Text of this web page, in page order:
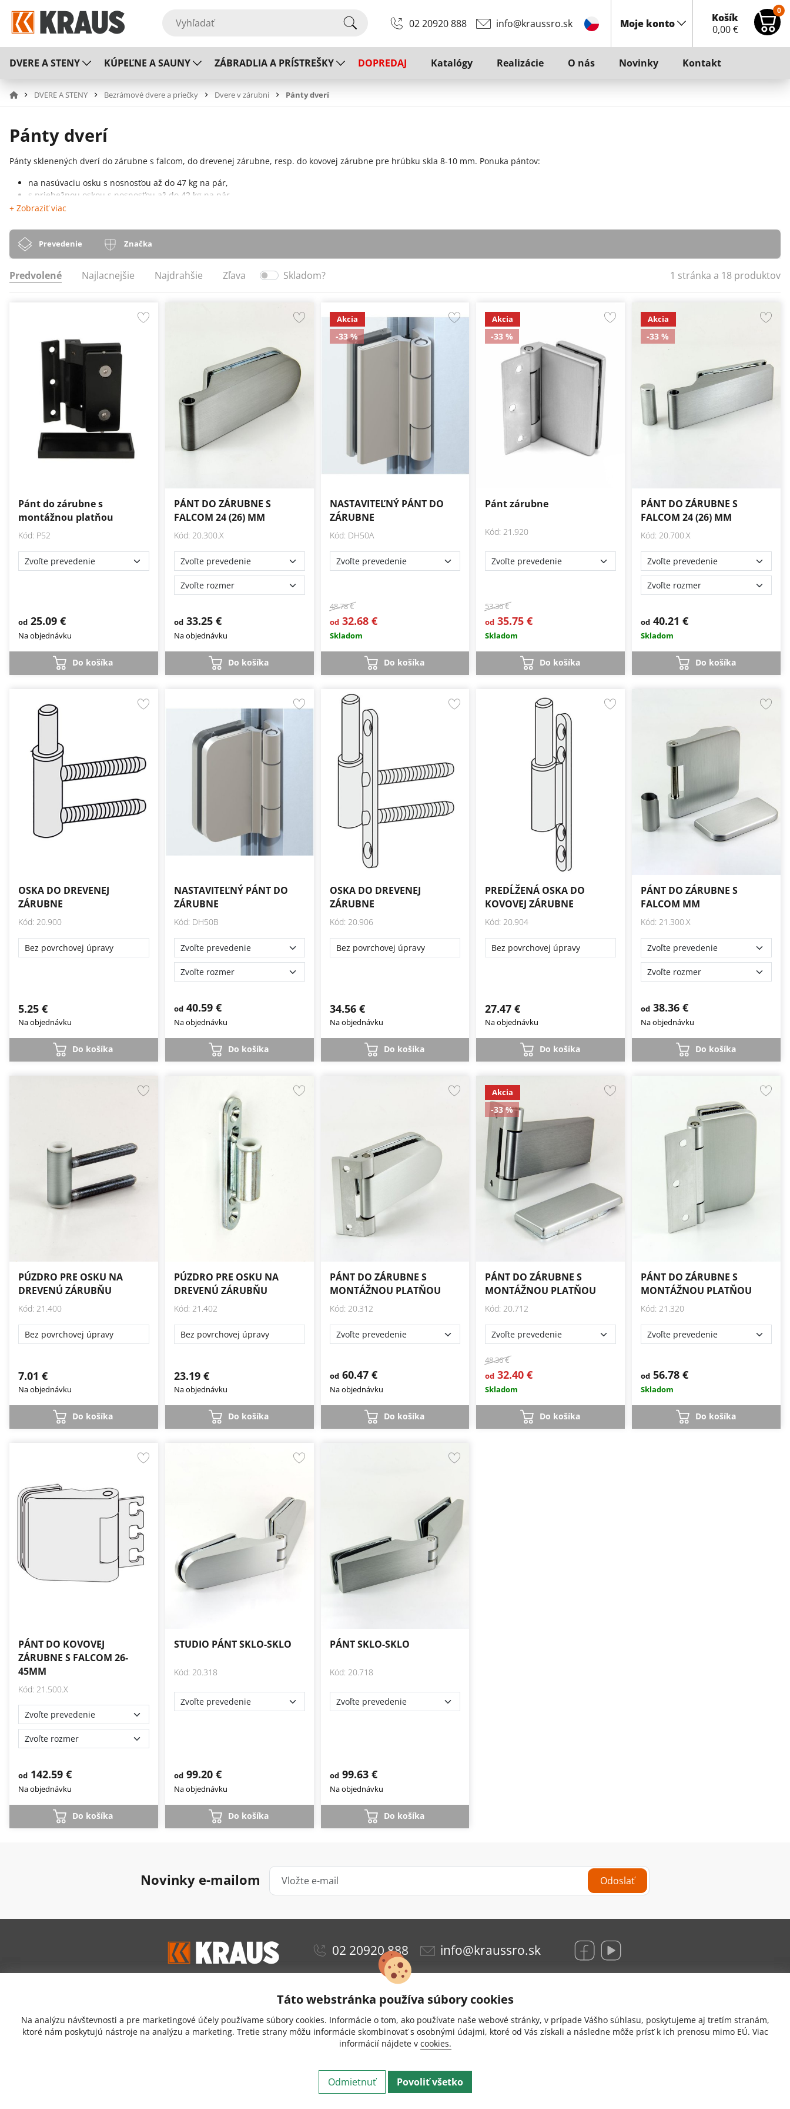
02 20920 888 info@kraussro.sk Moje konto
Košík
0,00€
0
DVERE A STENY KÚPEĽNE A SAUNY ZÁBRADLIA A PRÍSTREŠKY DOPREDAJ Katalógy Realizácie O nás Novinky Kontakt
DVERE A STENY Bezrámové dvere a priečky Dvere v zárubni Pánty dverí
Pánty dverí
Pánty sklenených dverí do zárubne s falcom, do drevenej zárubne, resp. do kovovej zárubne pre hrúbku skla 8-10 mm. Ponuka pántov:
na nasúvaciu osku s nosnosťou až do 47 kg na pár,
s priebežnou oskou s nosnosťou až do 42 kg na pár,
s montážnou platňou na naskrutkovanie do zárubne s nosnosťou až do 45 kg na pár,
+ Zobraziť viac
Prevedenie Značka
Predvolené Najlacnejšie Najdrahšie Zľava Skladom? 1 stránka a 18 produktov
Pánt do zárubne s
montážnou platňou
Kód: P52
od 25.09 €
Na objednávku
Do košíka
PÁNT DO ZÁRUBNE S
FALCOM 24 (26) MM
Kód: 20.300.X
od33.25 €
Na objednávku
Do košíka
Akcia
-33 %
NASTAVITEĽNÝ PÁNT DO
ZÁRUBNE
Kód: DH50A
48.78 €
od32.68 €
Skladom
Do košíka
Akcia
-33 %
Pánt zárubne
Kód: 21.920
53.36 €
od 35.75 €
Skladom
Do košíka
Akcia
-33 %
PÁNT DO ZÁRUBNE S
FALCOM 24 (26) MM
Kód: 20.700.X
od 40.21 €
Skladom
Do košíka
OSKA DO DREVENEJ
ZÁRUBNE
Kód: 20.900
Bez povrchovej úpravy
5.25 €
Na objednávku
Do košíka
NASTAVITEĽNÝ PÁNT DO
ZÁRUBNE
Kód: DH50B
od40.59 €
Na objednávku
Do košíka
OSKA DO DREVENEJ
ZÁRUBNE
Kód: 20.906
Bez povrchovej úpravy
34.56 €
Na objednávku
Do košíka
PREDĹŽENÁ OSKA DO
KOVOVEJ ZÁRUBNE
Kód: 20.904
Bez povrchovej úpravy
27.47 €
Na objednávku
Do košíka
PÁNT DO ZÁRUBNE S
FALCOM MM
Kód: 21.300.X
od 38.36 €
Na objednávku
Do košíka
PÚZDRO PRE OSKU NA
DREVENÚ ZÁRUBŇU
Kód: 21.400
Bez povrchovej úpravy
7.01 €
Na objednávku
Do košíka
PÚZDRO PRE OSKU NA
DREVENÚ ZÁRUBŇU
Kód: 21.402
Bez povrchovej úpravy
23.19 €
Na objednávku
Do košíka
PÁNT DO ZÁRUBNE S
MONTÁŽNOU PLATŇOU
Kód: 20.312
od60.47 €
Na objednávku
Do košíka
Akcia
-33 %
PÁNT DO ZÁRUBNE S
MONTÁŽNOU PLATŇOU
Kód: 20.712
48.36 €
od 32.40 €
Skladom
Do košíka
PÁNT DO ZÁRUBNE S
MONTÁŽNOU PLATŇOU
Kód: 21.320
od 56.78 €
Skladom
Do košíka
PÁNT DO KOVOVEJ
ZÁRUBNE S FALCOM 26-
45MM
Kód: 21.500.X
od 142.59 €
Na objednávku
Do košíka
STUDIO PÁNT SKLO-SKLO
Kód: 20.318
od99.20 €
Na objednávku
Do košíka
PÁNT SKLO-SKLO
Kód: 20.718
od99.63 €
Na objednávku
Do košíka
Novinky e-mailom Odoslať
02 20920 888 info@kraussro.sk
4,7
Doprava a platba
Odstúpenie od zmluvy
Nastavenie cookies
Kontakt
Hrachová 12/B
Copyright © 2026 KRAUS Glas Beschlaege. Všetky práva vyhradené.
Táto webstránka používa súbory cookies
Na analýzu návštevnosti a pre marketingové účely používame súbory cookies. Informácie o tom, ako používate naše webové stránky, v prípade Vášho súhlasu, poskytujeme aj tretím stranám,
ktoré nám poskytujú nástroje na analýzu a marketing. Tretie strany môžu informácie skombinovať s osobnými údajmi, ktoré od Vás získali a následne môže prísť k ich prenosu mimo EÚ. Viac
informácií nájdete v cookies.
Odmietnuť Povoliť všetko